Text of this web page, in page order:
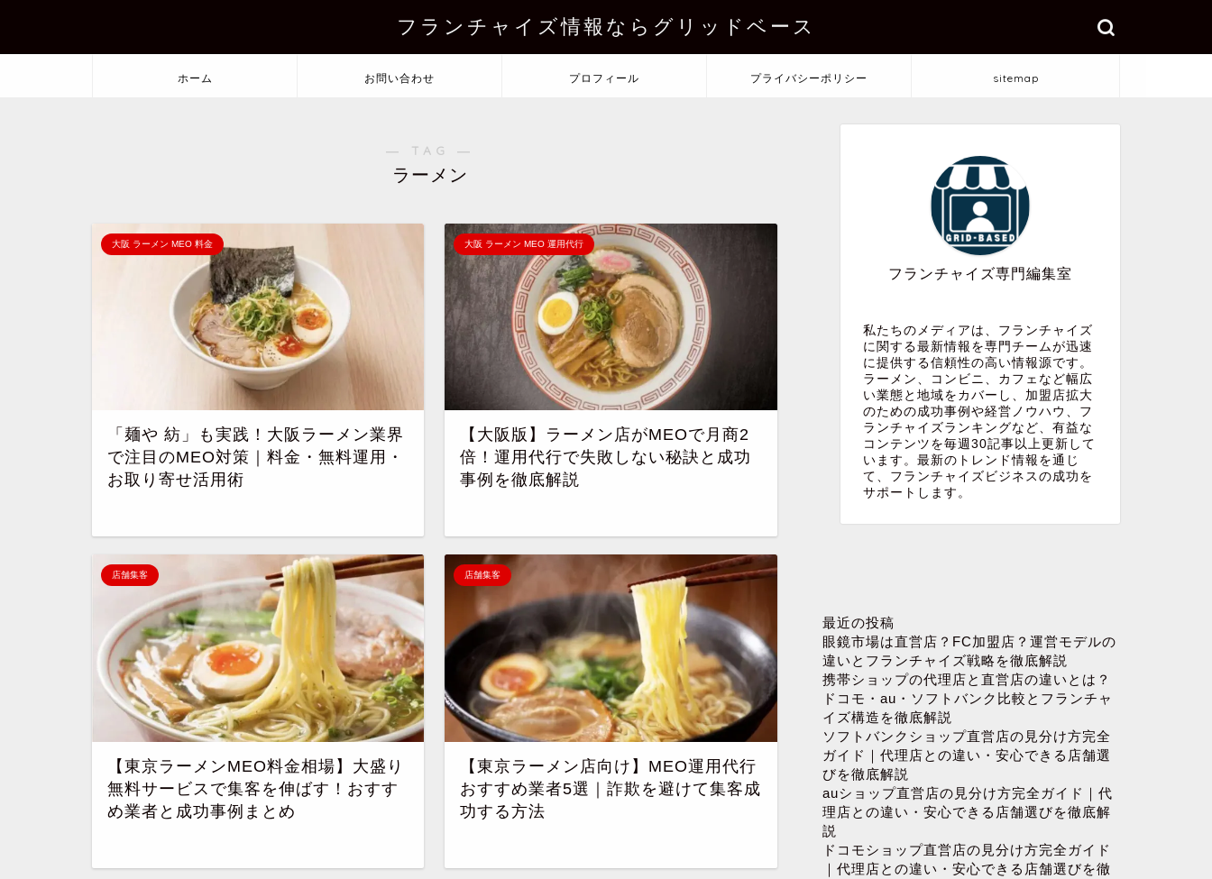
フランチャイズ情報ならグリッドベース
ホーム お問い合わせ プロフィール プライバシーポリシー sitemap
― TAG ―
ラーメン
大阪 ラーメン MEO 料金
「麺や 紡」も実践！大阪ラーメン業界
で注目のMEO対策｜料金・無料運用・
お取り寄せ活用術
大阪 ラーメン MEO 運用代行
【大阪版】ラーメン店がMEOで月商2
倍！運用代行で失敗しない秘訣と成功
事例を徹底解説
店舗集客
【東京ラーメンMEO料金相場】大盛り
無料サービスで集客を伸ばす！おすす
め業者と成功事例まとめ
店舗集客
【東京ラーメン店向け】MEO運用代行
おすすめ業者5選｜詐欺を避けて集客成
功する方法
フランチャイズ専門編集室
私たちのメディアは、フランチャイズ
に関する最新情報を専門チームが迅速
に提供する信頼性の高い情報源です。
ラーメン、コンビニ、カフェなど幅広
い業態と地域をカバーし、加盟店拡大
のための成功事例や経営ノウハウ、フ
ランチャイズランキングなど、有益な
コンテンツを毎週30記事以上更新して
います。最新のトレンド情報を通じ
て、フランチャイズビジネスの成功を
サポートします。
最近の投稿
眼鏡市場は直営店？FC加盟店？運営モデルの
違いとフランチャイズ戦略を徹底解説
携帯ショップの代理店と直営店の違いとは？
ドコモ・au・ソフトバンク比較とフランチャ
イズ構造を徹底解説
ソフトバンクショップ直営店の見分け方完全
ガイド｜代理店との違い・安心できる店舗選
びを徹底解説
auショップ直営店の見分け方完全ガイド｜代
理店との違い・安心できる店舗選びを徹底解
説
ドコモショップ直営店の見分け方完全ガイド
｜代理店との違い・安心できる店舗選びを徹